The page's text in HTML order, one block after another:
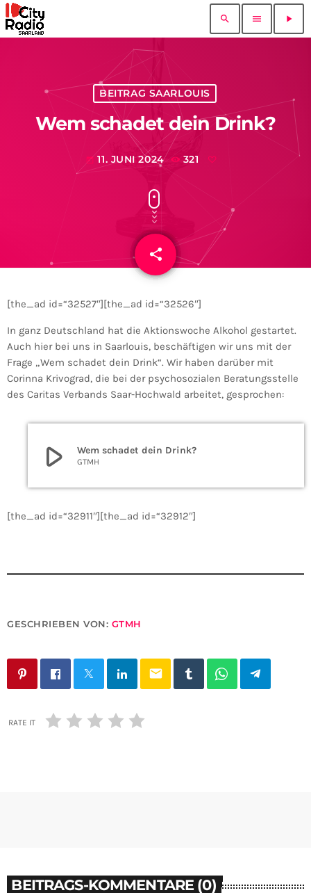
search menu play_arrow
BEITRAG SAARLOUIS
Wem schadet dein Drink?
today 11. JUNI 2024 321
share
email
[the_ad id=“32527″][the_ad id=“32526″]
In ganz Deutschland hat die Aktionswoche Alkohol gestartet.
Auch hier bei uns in Saarlouis, beschäftigen wir uns mit der
Frage „Wem schadet dein Drink“. Wir haben darüber mit
Corinna Krivograd, die bei der psychosozialen Beratungsstelle
des Caritas Verbands Saar-Hochwald arbeitet, gesprochen:
play_arrow Wem schadet dein Drink?
GTMH
[the_ad id=“32911″][the_ad id=“32912″]
GESCHRIEBEN VON: GTMH
email
RATE IT
BEITRAGS-KOMMENTARE (0)